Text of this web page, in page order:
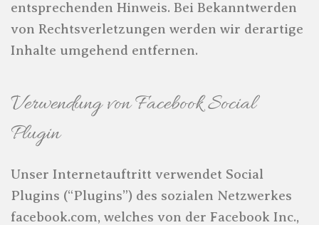
entsprechenden Hinweis. Bei Bekanntwerden
von Rechtsverletzungen werden wir derartige
Inhalte umgehend entfernen.
Verwendung von Facebook Social
Plugin
Unser Internetauftritt verwendet Social
Plugins (“Plugins”) des sozialen Netzwerkes
facebook.com, welches von der Facebook Inc.,